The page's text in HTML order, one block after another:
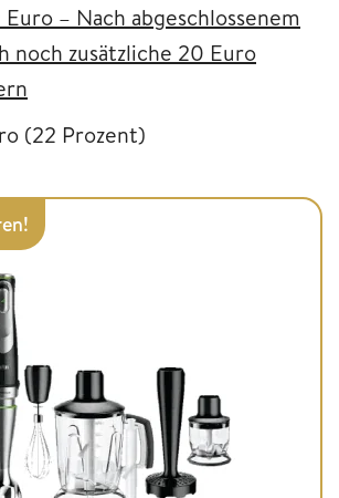
Euro – Nach abgeschlossenem
noch zusätzliche 20 Euro
(22 Prozent)